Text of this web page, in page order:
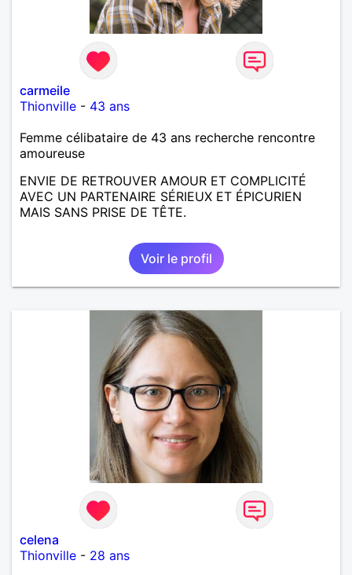
carmeile
Thionville - 43 ans
Femme célibataire de 43 ans recherche rencontre
amoureuse
ENVIE DE RETROUVER AMOUR ET COMPLICITÉ
AVEC UN PARTENAIRE SÉRIEUX ET ÉPICURIEN
MAIS SANS PRISE DE TÊTE.
Voir le profil
celena
Thionville - 28 ans